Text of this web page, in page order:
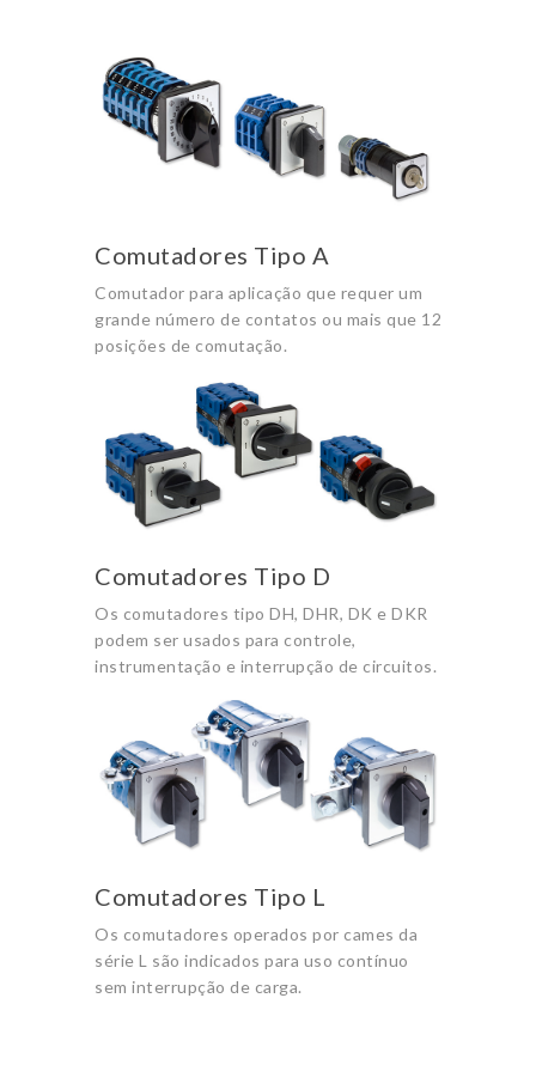
Comutadores Tipo A
Comutador para aplicação que requer um
grande número de contatos ou mais que 12
posições de comutação.
Comutadores Tipo D
Os comutadores tipo DH, DHR, DK e DKR
podem ser usados para controle,
instrumentação e interrupção de circuitos.
Comutadores Tipo L
Os comutadores operados por cames da
série L são indicados para uso contínuo
sem interrupção de carga.